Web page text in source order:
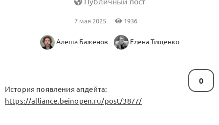
7 мая 2025 1936
Алеша Баженов Елена Тищенко
0
История появления апдейта:
https://alliance.beinopen.ru/post/3877/